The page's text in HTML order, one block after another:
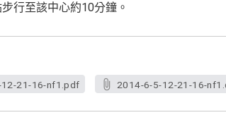
行至該中心約10分鐘。
21-16-nf1.pdf 2014-6-5-12-21-16-